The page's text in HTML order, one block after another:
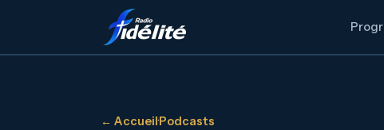
← Accueil·Podcasts